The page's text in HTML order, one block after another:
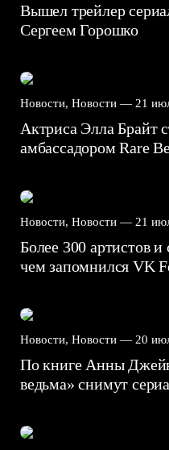
Вышел трейлер
Сергеем Горошко
Новости, Новости — 21
Актриса Элла Брайт
амбассадором Rare
Новости, Новости — 21
Более 300 артистов
чем запомнился VK
Новости, Новости — 20
По книге Анны
ведьма» снимут